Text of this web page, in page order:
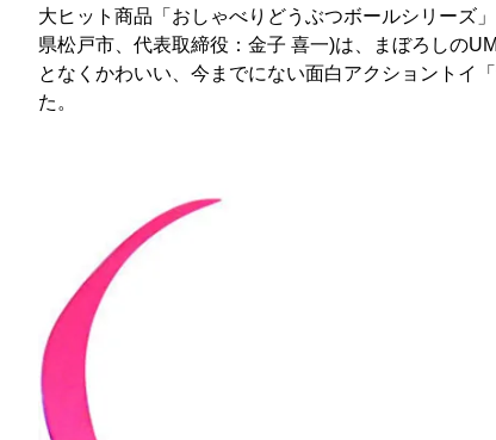
大ヒット商品「おしゃべりどうぶつボールシリーズ
県松戸市、代表取締役：金子 喜一)は、まぼろしの
となくかわいい、今までにない面白アクショントイ
た。